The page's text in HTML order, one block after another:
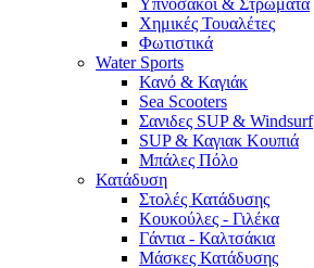
Υπνόσακοι & Στρώματα
Χημικές Τουαλέτες
Φωτιστικά
Water Sports
Κανό & Καγιάκ
Sea Scooters
Σανιδες SUP & Windsurf
SUP & Καγιακ Κουπιά
Μπάλες Πόλο
Κατάδυση
Στολές Κατάδυσης
Κουκούλες - Γιλέκα
Γάντια - Καλτσάκια
Μάσκες Κατάδυσης